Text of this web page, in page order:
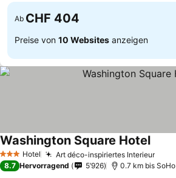
Ab CHF 404
Preise von 10 Websites anzeigen
3 SterneHotel Art déco-inspiriertes Interieur
Washington Square Hotel
8.7 Hervorragend 5’926 0.7 km bis SoHo